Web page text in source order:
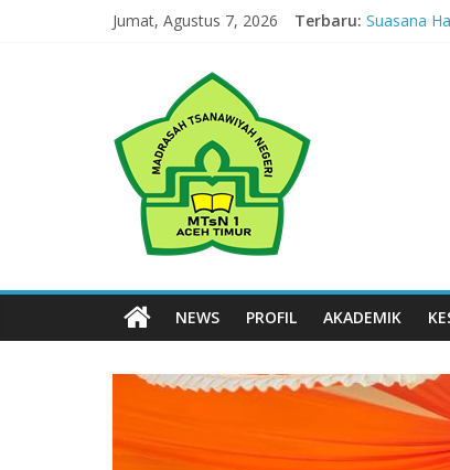
Jumat, Agustus 7, 2026 Terbaru: Suasana
MTsN
1
Aceh
Timur
Simpang
Ulim,
Aceh
NEWS PROFIL AKADEMIK